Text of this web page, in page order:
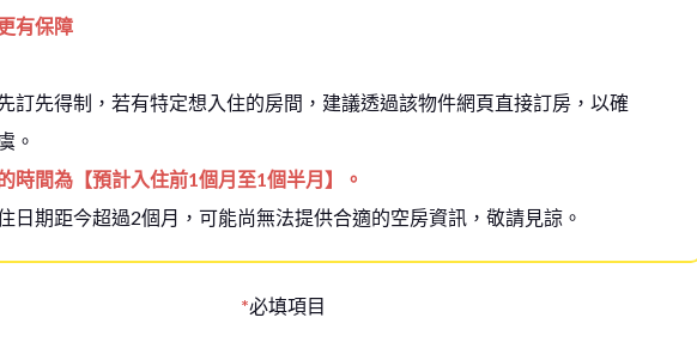
有保障
訂先得制，若有特定想入住的房間，建議透過該物件網頁直接訂房，以確
。
時間為【預計入住前1個月至1個半月】。
日期距今超過2個月，可能尚無法提供合適的空房資訊，敬請見諒。
*必填項目